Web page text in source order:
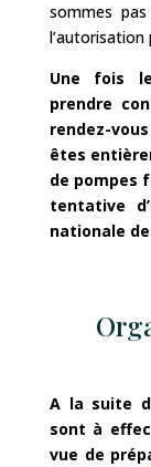
sommes
l’autorisation
Une fois
prendre
rendez-
êtes
de pompes
tentative
nationale
A la suite
sont à
vue de